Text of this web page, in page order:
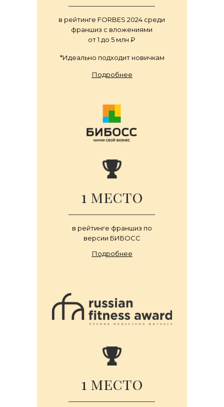
в рейтинге FORBES 2024 среди
франшиз с вложениями
от 1 до 5 млн ₽
*Идеально подходит новичкам
Подробнее
Подробнее
1 место
в рейтинге франшиз по
версии БИБОСС
1 место